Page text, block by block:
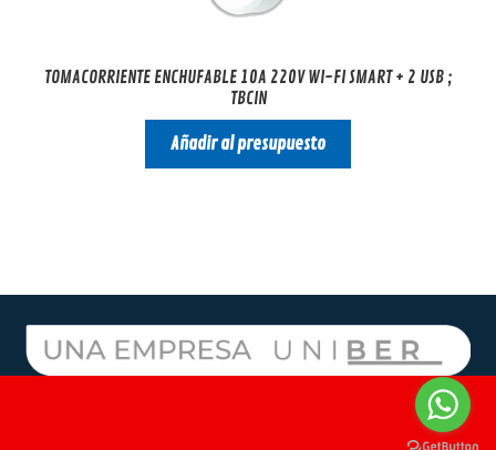
TOMACORRIENTE ENCHUFABLE 10A 220V WI-FI SMART + 2 USB ;
TBCIN
Añadir al presupuesto